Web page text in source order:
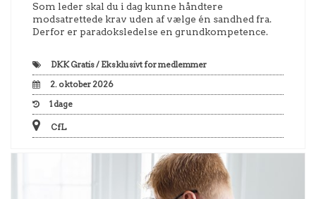
Som leder skal du i dag kunne håndtere
modsatrettede krav uden af vælge én sandhed fra.
Derfor er paradoksledelse en grundkompetence.
DKKGratis / Eksklusivt for medlemmer
2. oktober 2026
1dage
CfL